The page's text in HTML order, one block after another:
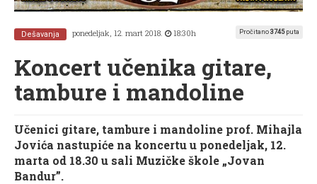
Dešavanja ponedeljak, 12. mart 2018. 18:30h Pročitano 3745puta
Koncert učenika gitare,
tambure i mandoline
Učenici gitare, tambure i mandoline prof. Mihajla
Jovića nastupiće na koncertu u ponedeljak, 12.
marta od 18.30 u sali Muzičke škole „Jovan
Bandur”.